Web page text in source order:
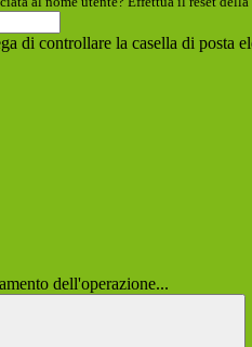
di controllare la casella di posta
dell'operazione...